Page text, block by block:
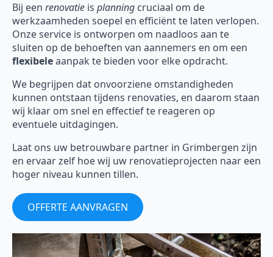
Bij een renovatie is planning cruciaal om de
werkzaamheden soepel en efficiënt te laten verlopen.
Onze service is ontworpen om naadloos aan te
sluiten op de behoeften van aannemers en om een
flexibeleaanpak te bieden voor elke opdracht.
We begrijpen dat onvoorziene omstandigheden
kunnen ontstaan tijdens renovaties, en daarom staan
wij klaar om snel en effectief te reageren op
eventuele uitdagingen.
Laat ons uw betrouwbare partner in Grimbergen zijn
en ervaar zelf hoe wij uw renovatieprojecten naar een
hoger niveau kunnen tillen.
OFFERTE AANVRAGEN